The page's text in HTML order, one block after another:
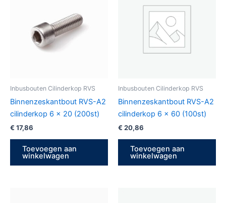
Inbusbouten Cilinderkop RVS
Binnenzeskantbout RVS-A2
cilinderkop 6 x 20 (200st)
€ 17,86
Toevoegen aan
winkelwagen
Inbusbouten Cilinderkop RVS
Binnenzeskantbout RVS-A2
cilinderkop 6 x 60 (100st)
€ 20,86
Toevoegen aan
winkelwagen